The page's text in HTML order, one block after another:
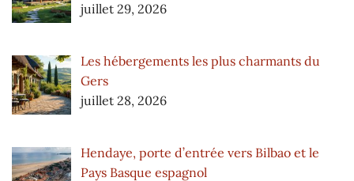
juillet 29, 2026
Les hébergements les plus charmants du
Gers
juillet 28, 2026
Hendaye, porte d’entrée vers Bilbao et le
Pays Basque espagnol